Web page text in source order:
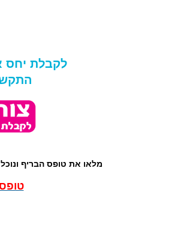
לקבלת יחס
מלאו את טופס הבריף